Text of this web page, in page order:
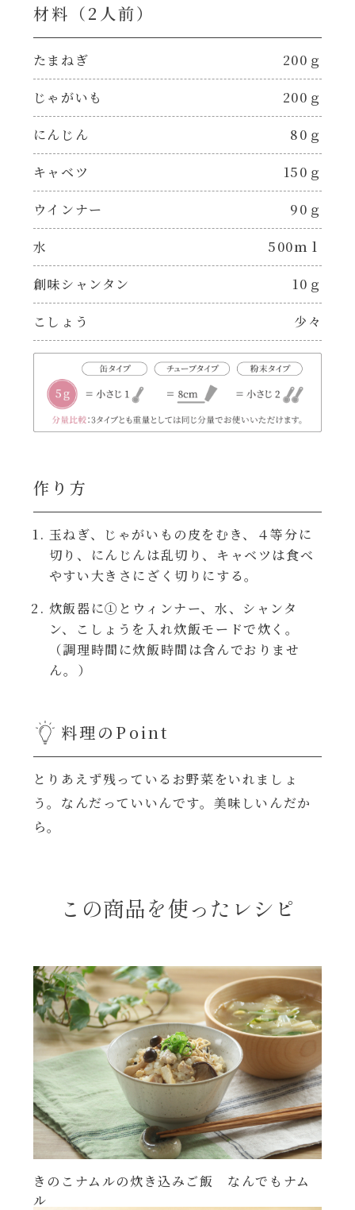
パウチのまんまシリーズ
だしまろ麺
シャンタン鍋
おもてなし
炊飯器
ホットプレート
レンジ調理
お子さま
こどもの日
運動会
年末年始
その他
焼肉のたれ 二代目
やみつききゃべつの塩たれ
だしまろ酢
聖護院かぶらのもみじおろしぽん酢
ハコネーゼ 完熟トマト
ハコネーゼ ボロネーゼ
ハコネーゼ ポルチーニ
ハコネーゼ カルボナーラ
ハコネーゼ イカスミ
ハコネーゼ クリーミーボロネーゼ
材料（2⼈前）
たまねぎ 200ｇ
じゃがいも 200ｇ
にんじん 80ｇ
キャベツ 150ｇ
ウインナー 90ｇ
水 500ｍｌ
創味シャンタン 10ｇ
こしょう 少々
作り方
玉ねぎ、じゃがいもの皮をむき、４等分に
切り、にんじんは乱切り、キャベツは食べ
やすい大きさにざく切りにする。
炊飯器に①とウィンナー、水、シャンタ
ン、こしょうを入れ炊飯モードで炊く。
（調理時間に炊飯時間は含んでおりませ
ん。）
料理のPoint
とりあえず残っているお野菜をいれましょ
う。なんだっていいんです。美味しいんだか
ら。
この商品を使ったレシピ
きのこナムルの炊き込みご飯 なんでもナム
ル